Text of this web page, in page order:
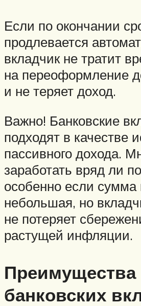
Если по окончании
продлевается
вкладчик не тратит
на переоформление
и не теряет доход.
Важно! Банковские
подходят в качестве
пассивного дохода.
заработать вряд ли
особенно если сумма
небольшая, но
не потеряет
растущей инфляции.
Преимущества
банковских